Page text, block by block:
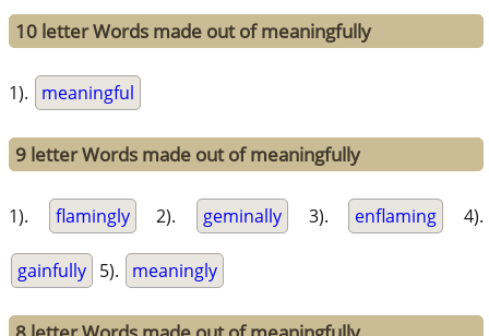
10 letter Words made out of meaningfully
1). meaningful
9 letter Words made out of meaningfully
1). flamingly 2). geminally 3). enflaming 4).
gainfully 5). meaningly